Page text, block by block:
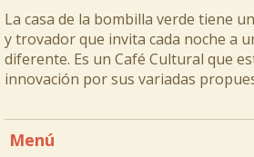
La casa de la bombilla verde tiene
y trovador que invita cada noche a
diferente. Es un Café Cultural que
innovación por sus variadas
Menú